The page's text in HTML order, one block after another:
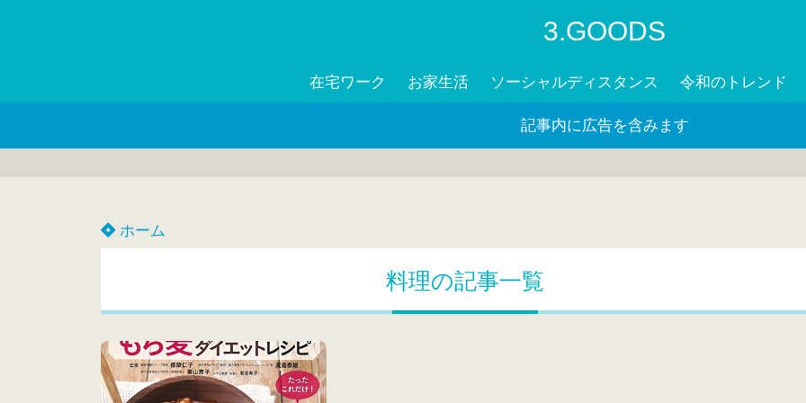
3.GOODS
在宅ワーク お家生活 ソーシャルディスタンス 令和のトレンド
記事内に広告を含みます
ホーム
料理の記事一覧